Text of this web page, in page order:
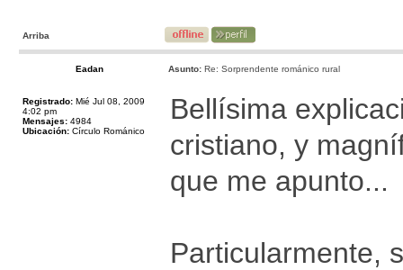
Arriba
Eadan Asunto: Re: Sorprendente románico rural
Registrado: Mié Jul 08, 2009
4:02 pm
Mensajes: 4984
Ubicación: Círculo Románico
Bellísima
cristiano, y
que me apunto...
Particularmente,